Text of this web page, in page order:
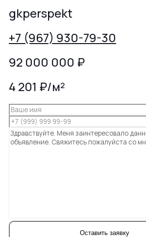
gkperspekt
+7 (967) 930-79-30
92 000 000 ₽
4 201 ₽/м²